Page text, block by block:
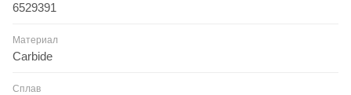
6529391
Материал
Carbide
Сплав